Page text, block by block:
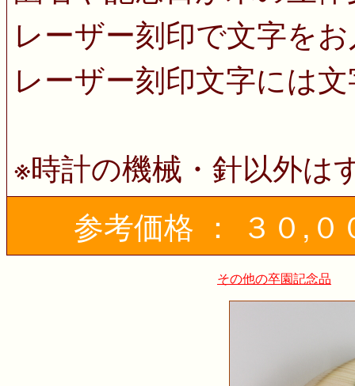
レーザー刻印で文字を
レーザー刻印文字には
※時計の機械・針以外は
参考価格 ： ３０,
その他の卒園記念品